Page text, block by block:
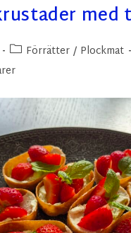
med
Förrätter / Plockmat